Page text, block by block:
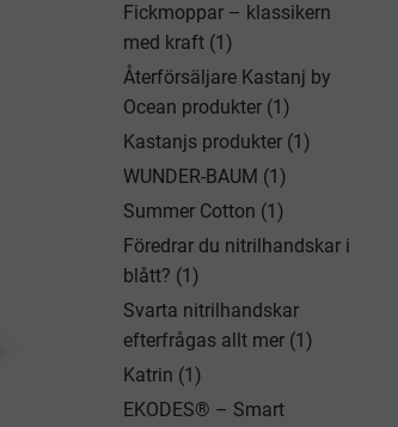
Fickmoppar – klassikern
med kraft (1)
Återförsäljare Kastanj by
Ocean produkter (1)
Kastanjs produkter (1)
WUNDER-BAUM (1)
Summer Cotton (1)
Föredrar du nitrilhandskar i
blått? (1)
Svarta nitrilhandskar
efterfrågas allt mer (1)
Katrin (1)
EKODES® – Smart